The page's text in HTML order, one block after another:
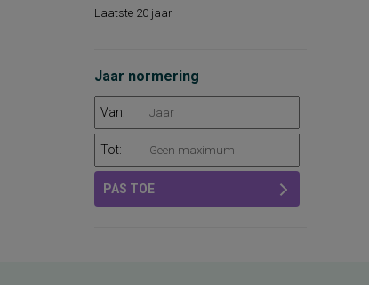
Laatste 20 jaar
Jaar normering
Van:
Tot:
PAS TOE